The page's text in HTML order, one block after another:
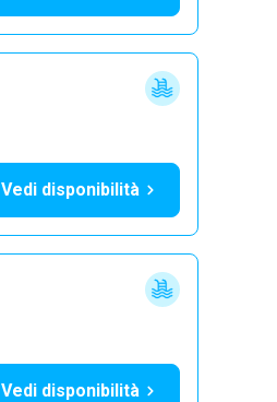
Vedi disponibilità
Vedi disponibilità